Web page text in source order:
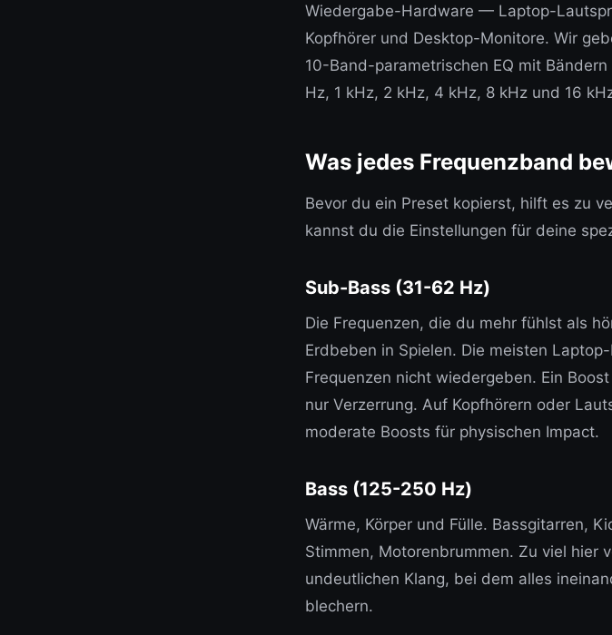
Wiedergabe-Hardware — Laptop-
Kopfhörer und Desktop-Monitore. Wir
10-Band-parametrischen EQ mit
Hz, 1 kHz, 2 kHz, 4 kHz, 8 kHz und 16
Was jedes Frequenzband
Bevor du ein Preset kopierst, hilft es zu
kannst du die Einstellungen für deine
Sub-Bass (31-62 Hz)
Die Frequenzen, die du mehr fühlst als
Erdbeben in Spielen. Die meisten
Frequenzen nicht wiedergeben. Ein
nur Verzerrung. Auf Kopfhörern oder
moderate Boosts für physischen Impact.
Bass (125-250 Hz)
Wärme, Körper und Fülle. Bassgitarren,
Stimmen, Motorenbrummen. Zu viel hier
undeutlichen Klang, bei dem alles
blechern.